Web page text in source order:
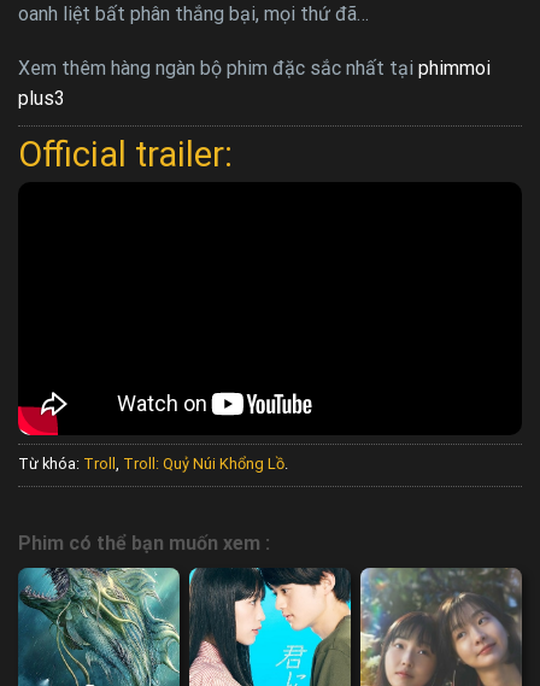
oanh liệt bất phân thắng bại, mọi thứ đã…
Xem thêm hàng ngàn bộ phim đặc sắc nhất tại phimmoi
plus3
Official trailer:
Từ khóa: Troll , Troll: Quỷ Núi Khổng Lồ.
Phim có thể bạn muốn xem :